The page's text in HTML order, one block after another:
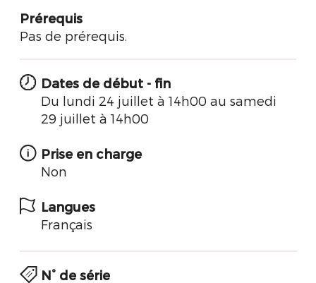
Prérequis
Pas de prérequis.
Dates de début - fin
Du lundi 24 juillet à 14h00 au samedi
29 juillet à 14h00
Prise en charge
Non
Langues
Français
N° de série